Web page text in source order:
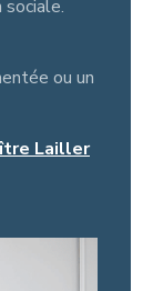
ou un
Lailler